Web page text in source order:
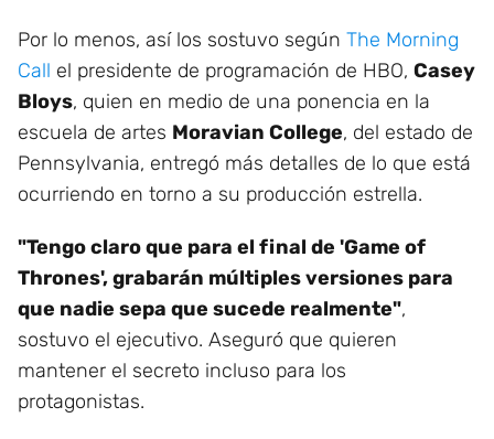
Por lo menos, así los sostuvo según The Morning
Call el presidente de programación de HBO, Casey
Bloys, quien en medio de una ponencia en la
escuela de artes Moravian College, del estado de
Pennsylvania, entregó más detalles de lo que está
ocurriendo en torno a su producción estrella.
"Tengo claro que para el final de 'Game of
Thrones', grabarán múltiples versiones para
que nadie sepa que sucede realmente",
sostuvo el ejecutivo. Aseguró que quieren
mantener el secreto incluso para los
protagonistas.